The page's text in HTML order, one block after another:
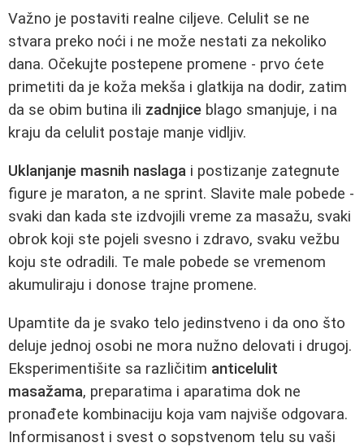
Važno je postaviti realne ciljeve. Celulit se ne
stvara preko noći i ne može nestati za nekoliko
dana. Očekujte postepene promene - prvo ćete
primetiti da je koža mekša i glatkija na dodir, zatim
da se obim butina ili zadnjice blago smanjuje, i na
kraju da celulit postaje manje vidljiv.
Uklanjanje masnih naslaga i postizanje zategnute
figure je maraton, a ne sprint. Slavite male pobede -
svaki dan kada ste izdvojili vreme za masažu, svaki
obrok koji ste pojeli svesno i zdravo, svaku vežbu
koju ste odradili. Te male pobede se vremenom
akumuliraju i donose trajne promene.
Upamtite da je svako telo jedinstveno i da ono što
deluje jednoj osobi ne mora nužno delovati i drugoj.
Eksperimentišite sa različitim anticelulit
masažama, preparatima i aparatima dok ne
pronađete kombinaciju koja vam najviše odgovara.
Informisanost i svest o sopstvenom telu su vaši